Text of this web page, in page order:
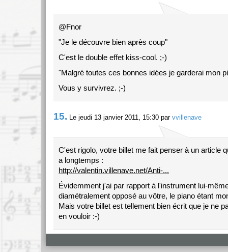
@Fnor
"Je le découvre bien après coup"
C'est le double effet kiss-cool. ;-)
"Malgré toutes ces bonnes idées je garderai mon
Vous y survivrez. ;-)
15. Le jeudi 13 janvier 2011, 15:30 par vvillenave
C'est rigolo, votre billet me fait penser à un article
a longtemps :
http://valentin.villenave.net/Anti-...
Évidemment j'ai par rapport à l'instrument lui-
diamétralement opposé au vôtre, le piano étant
Mais votre billet est tellement bien écrit que je ne
en vouloir :-)